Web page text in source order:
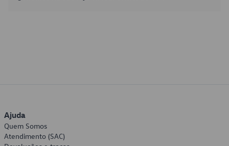
Ajuda
Quem Somos
Atendimento (SAC)